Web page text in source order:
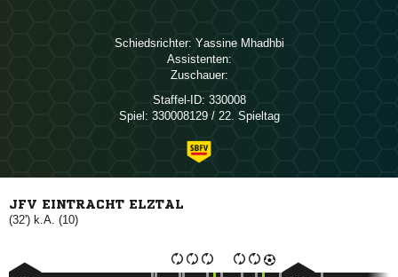
Schiedsrichter:  
Assistenten:
Zuschauer:
Staffel-ID: 330008
Spiel: 330008129 / 22. Spieltag
JFV EINTRACHT ELZTAL
(32') k.A. (10)